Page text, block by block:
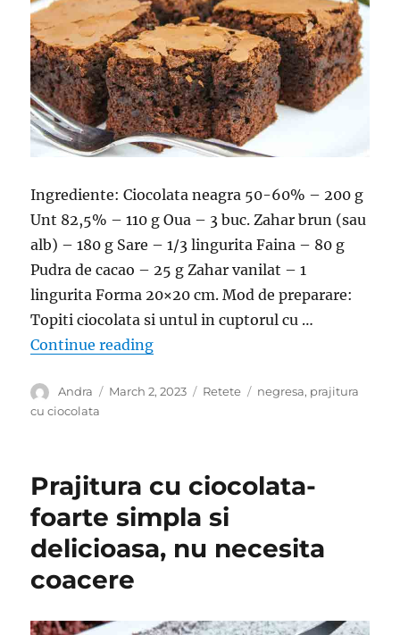
Ingrediente: Ciocolata neagra 50-60% – 200 g
Unt 82,5% – 110 g Oua – 3 buc. Zahar brun (sau
alb) – 180 g Sare – 1/3 lingurita Faina – 80 g
Pudra de cacao – 25 g Zahar vanilat – 1
lingurita Forma 20×20 cm. Mod de preparare:
Topiti ciocolata si untul in cuptorul cu …
Continue reading“Negresa- Prajitura delicioasa
Author
Andra
Posted
March 2, 2023 Categories
Retete Tags
negresa, prajitura
cu ciocolata
Prajitura cu ciocolata-
foarte simpla si
delicioasa, nu necesita
coacere